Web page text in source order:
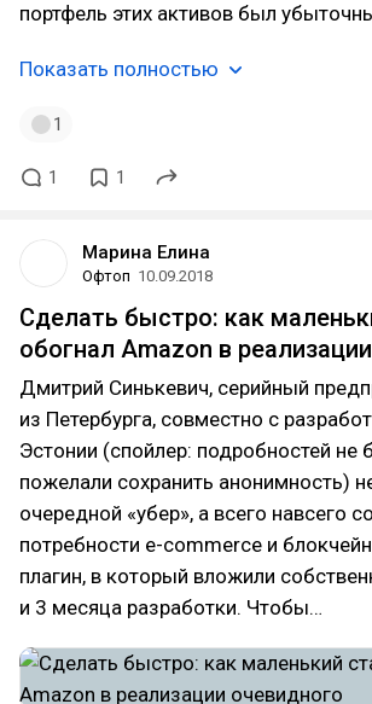
портфель этих активов был
Показать полностью
1
1 1
Марина Елина
Офтоп 10.09.2018
Сделать быстро: как
обогнал Amazon в
Дмитрий Синькевич, серийный
из Петербурга, совместно с
Эстонии (спойлер: подробностей не
пожелали сохранить анонимность)
очередной «убер», а всего навсего
потребности e-commerce и
плагин, в который вложили
и 3 месяца разработки. Чтобы…